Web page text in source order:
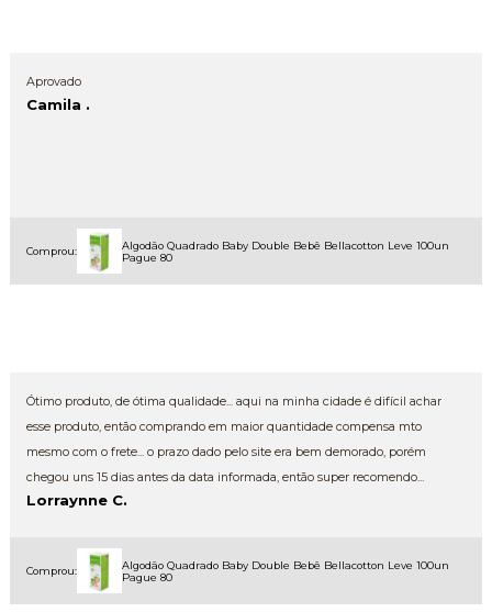
Aprovado
Camila .
Comprou:
Algodão Quadrado Baby Double Bebê Bellacotton Leve 100un
Pague 80
Ótimo produto, de ótima qualidade... aqui na minha cidade é difícil achar
esse produto, então comprando em maior quantidade compensa mto
mesmo com o frete... o prazo dado pelo site era bem demorado, porém
chegou uns 15 dias antes da data informada, então super recomendo...
Lorraynne C.
Comprou:
Algodão Quadrado Baby Double Bebê Bellacotton Leve 100un
Pague 80